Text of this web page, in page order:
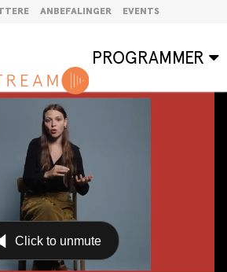
ANBEFALINGER EVENTS
PROGRAMMER